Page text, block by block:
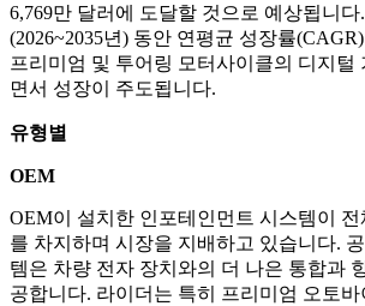
6,769만 달러에 도달할 것으로 예상됩니
(2026~2035년) 동안 연평균 성장률
프리미엄 및 투어링 모터사이클의 디지털
면서 성장이 주도됩니다.
유형별
OEM
OEM이 설치한 인포테인먼트 시스템이 전
를 차지하며 시장을 지배하고 있습니다.
템은 차량 전자 장치와의 더 나은 통합과
공합니다. 라이더는 특히 프리미엄 오토